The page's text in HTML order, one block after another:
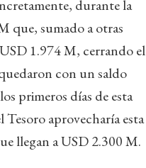
durante la
que, sumado a otras
1.974 M, cerrando el
con un saldo
primeros días de esta
aprovecharía esta
llegan a USD 2.300 M.